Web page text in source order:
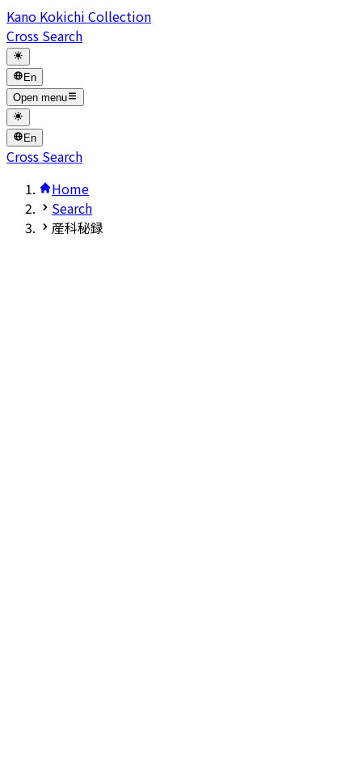
Kano Kokichi Collection
Cross Search
En
Open menu
En
Cross Search
Home
Search
産科秘録